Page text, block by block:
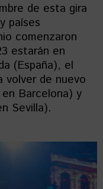
de esta gira
países
comenzaron
estarán en
(España), el
volver de nuevo
Barcelona) y
Sevilla).